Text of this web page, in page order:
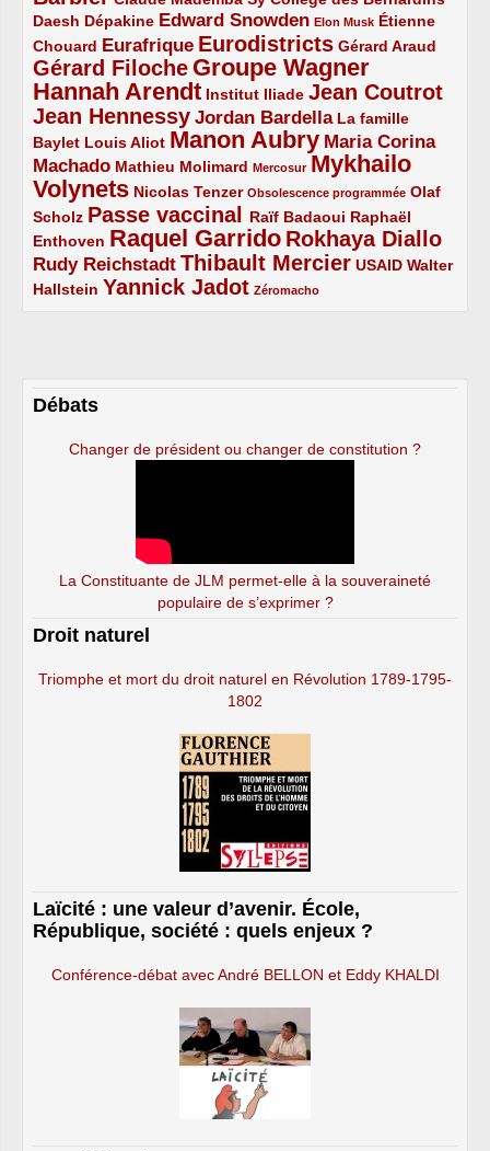
Daesh
2/5 Dépakine
2/5 Edward Snowden
3/5 Elon Musk
1/5
Étienne
Chouard
2/5 Eurafrique
3/5 Eurodistricts
4/5 Gérard Araud
2/5
Gérard Filoche
4/5 Groupe Wagner
5/5
Hannah Arendt
5/5 Institut Iliade
2/5 Jean Coutrot
4/5
Jean Hennessy
4/5 Jordan Bardella
3/5
La famille
Baylet
2/5 Louis Aliot
2/5 Manon Aubry
5/5
Maria Corina
Machado
3/5 Mathieu Molimard
2/5 Mercosur
1/5
Mykhailo
Volynets
5/5 Nicolas Tenzer
2/5 Obsolescence programmée
1/5
Olaf
Scholz
2/5 Passe vaccinal
4/5 Raïf Badaoui
2/5
Raphaël
Enthoven
2/5 Raquel Garrido
5/5 Rokhaya Diallo
4/5
Rudy Reichstadt
3/5 Thibault Mercier
4/5 USAID
2/5
Walter
Hallstein
2/5 Yannick Jadot
4/5 Zéromacho
1/5
Débats
Changer de président ou changer de constitution ?
La Constituante de JLM permet-elle à la souveraineté
populaire de s’exprimer ?
Droit naturel
Triomphe et mort du droit naturel en Révolution 1789-1795-
1802
Laïcité : une valeur d’avenir. École,
République, société : quels enjeux ?
Conférence-débat avec André BELLON et Eddy KHALDI